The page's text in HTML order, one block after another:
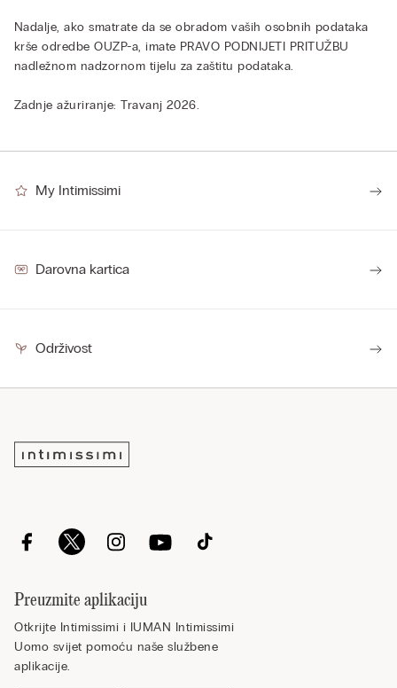
Nadalje, ako smatrate da se obradom vaših osobnih podataka
krše odredbe OUZP-a, imate PRAVO PODNIJETI PRITUŽBU
nadležnom nadzornom tijelu za zaštitu podataka.
Zadnje ažuriranje: Travanj 2026.
My Intimissimi
Darovna kartica
Održivost
Preuzmite aplikaciju
Otkrijte Intimissimi i IUMAN Intimissimi
Uomo svijet pomoću naše službene
aplikacije.